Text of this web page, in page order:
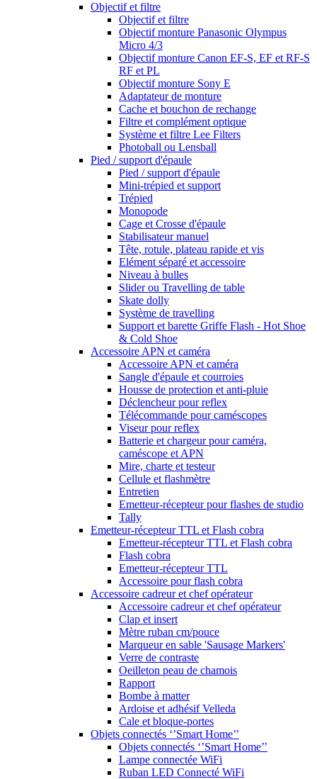
Objectif et filtre
Objectif et filtre
Objectif monture Panasonic Olympus
Micro 4/3
Objectif monture Canon EF-S, EF et RF-S
RF et PL
Objectif monture Sony E
Adaptateur de monture
Cache et bouchon de rechange
Filtre et complément optique
Système et filtre Lee Filters
Photoball ou Lensball
Pied / support d'épaule
Pied / support d'épaule
Mini-trépied et support
Trépied
Monopode
Cage et Crosse d'épaule
Stabilisateur manuel
Tête, rotule, plateau rapide et vis
Elément séparé et accessoire
Niveau à bulles
Slider ou Travelling de table
Skate dolly
Système de travelling
Support et barette Griffe Flash - Hot Shoe
& Cold Shoe
Accessoire APN et caméra
Accessoire APN et caméra
Sangle d'épaule et courroies
Housse de protection et anti-pluie
Déclencheur pour reflex
Télécommande pour caméscopes
Viseur pour reflex
Batterie et chargeur pour caméra,
caméscope et APN
Mire, charte et testeur
Cellule et flashmètre
Entretien
Emetteur-récepteur pour flashes de studio
Tally
Emetteur-récepteur TTL et Flash cobra
Emetteur-récepteur TTL et Flash cobra
Flash cobra
Emetteur-récepteur TTL
Accessoire pour flash cobra
Accessoire cadreur et chef opérateur
Accessoire cadreur et chef opérateur
Clap et insert
Mètre ruban cm/pouce
Marqueur en sable 'Sausage Markers'
Verre de contraste
Oeilleton peau de chamois
Rapport
Bombe à matter
Ardoise et adhésif Velleda
Cale et bloque-portes
Objets connectés ‘’Smart Home’’
Objets connectés ‘’Smart Home’’
Lampe connectée WiFi
Ruban LED Connecté WiFi